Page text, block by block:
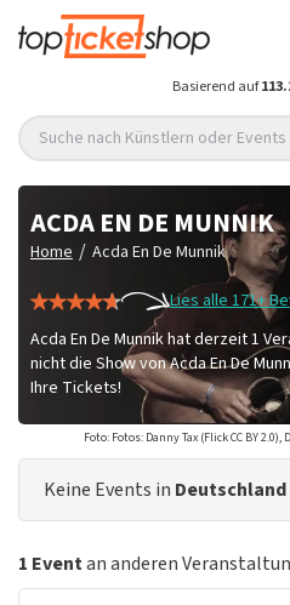
Basierend auf
Suche nach Künstlern oder Events
ACDA EN DE MUNNIK
Home / Acda En De Munnik
Lies alle 171+
Acda En De Munnik hat derzeit 1
nicht die Show von Acda En De
Ihre Tickets!
Foto: Fotos: Danny Tax (Flick CC BY
Keine Events in Deutschland
1 Eventan anderen